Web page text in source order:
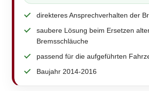
direkteres Ansprechverhalten der
saubere Lösung beim Ersetzen
Bremsschläuche
passend für die aufgeführten
Baujahr 2014-2016